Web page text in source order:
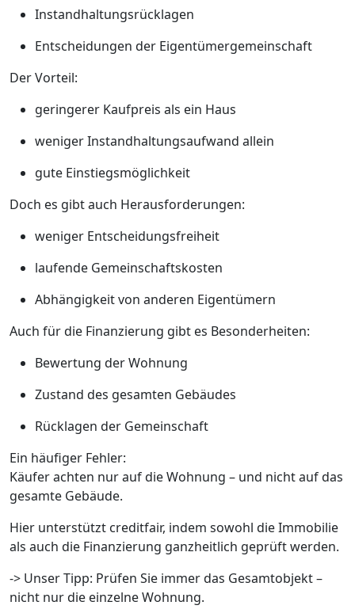
Instandhaltungsrücklagen
Entscheidungen der Eigentümergemeinschaft
Der Vorteil:
geringerer Kaufpreis als ein Haus
weniger Instandhaltungsaufwand allein
gute Einstiegsmöglichkeit
Doch es gibt auch Herausforderungen:
weniger Entscheidungsfreiheit
laufende Gemeinschaftskosten
Abhängigkeit von anderen Eigentümern
Auch für die Finanzierung gibt es Besonderheiten:
Bewertung der Wohnung
Zustand des gesamten Gebäudes
Rücklagen der Gemeinschaft
Ein häufiger Fehler:
Käufer achten nur auf die Wohnung – und nicht auf das
gesamte Gebäude.
Hier unterstützt creditfair, indem sowohl die Immobilie
als auch die Finanzierung ganzheitlich geprüft werden.
-> Unser Tipp: Prüfen Sie immer das Gesamtobjekt –
nicht nur die einzelne Wohnung.